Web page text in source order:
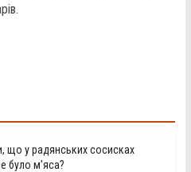
що у радянських сосисках
було м’яса?